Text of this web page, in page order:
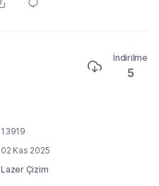
İndirilme
5
13919
02 Kas 2025
Lazer Çizim